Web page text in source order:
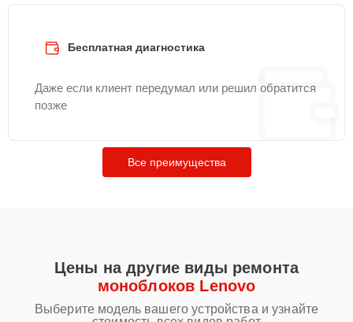
Бесплатная диагностика
Даже если клиент передумал или решил обратится
позже
Все преимущества
Цены на другие виды ремонта
моноблоков Lenovo
Выберите модель вашего устройства и узнайте